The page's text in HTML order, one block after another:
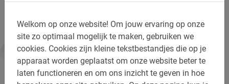
Welkom op onze website! Om jouw ervaring op onze
site zo optimaal mogelijk te maken, gebruiken we
cookies. Cookies zijn kleine tekstbestandjes die op je
apparaat worden geplaatst om onze website beter te
laten functioneren en om ons inzicht te geven in hoe
van Baja Bikes!
Informatie